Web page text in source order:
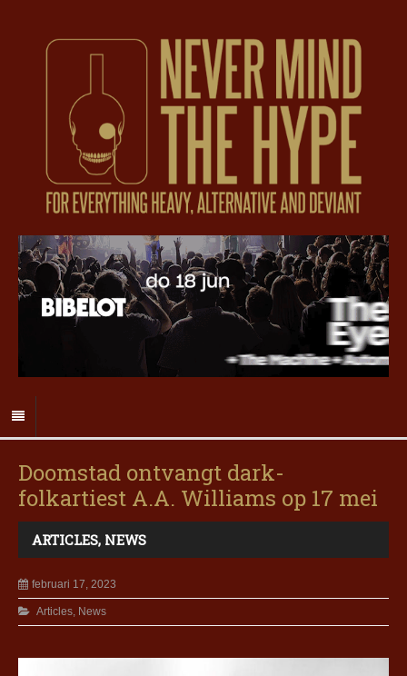
Doomstad ontvangt dark-
folkartiest A.A. Williams op 17 mei
ARTICLES, NEWS
februari 17, 2023
Articles, News